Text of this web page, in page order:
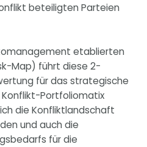
beteiligten Parteien
etablierten
Map) führt diese 2-
für das strategische
Portfoliomatix
die Konfliktlandschaft
und auch die
für die